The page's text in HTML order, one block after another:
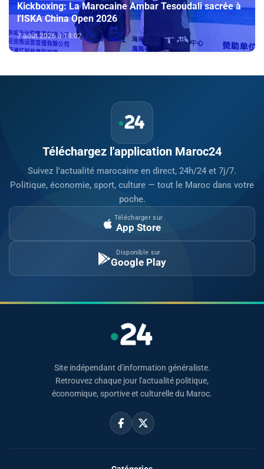
Kickboxing: La Marocaine Ambar Tesoudali sacrée à
l'ISKA China Open 2026
7 août 2026 à 18:02
Téléchargez l'application Maroc24
Suivez l'actualité marocaine en direct, 24h/24 et 7j/7.
Politique, économie, sport, culture — tout le Maroc dans votre
poche.
Télécharger sur
App Store
Disponible sur
Google Play
Site indépendant d'information généraliste.
Retrouvez chaque jour l'actualité politique,
économique, sportive et culturelle du Maroc.